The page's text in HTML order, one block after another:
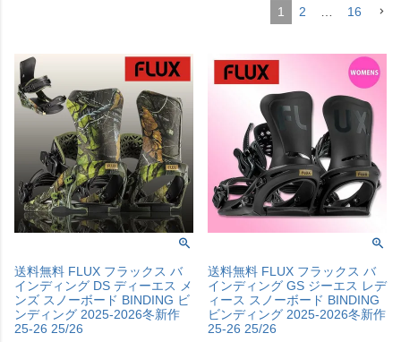
1 2 16
送料無料 FLUX フラックス バ
インディング DS ディーエス メ
ンズ スノーボード BINDING ビ
ンディング 2025-2026冬新作
25-26 25/26
送料無料 FLUX フラックス バ
インディング GS ジーエス レデ
ィース スノーボード BINDING
ビンディング 2025-2026冬新作
25-26 25/26